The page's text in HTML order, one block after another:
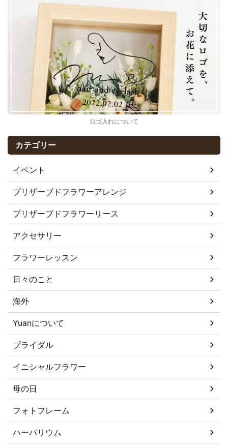
ロゴ入れについて
カテゴリー
イベント
プリザーブドフラワーアレンジ
プリザーブドフラワーリース
アクセサリー
フラワーレッスン
日々のこと
海外
Yuanについて
ブライダル
イニシャルフラワー
母の日
フォトフレーム
ハーバリウム